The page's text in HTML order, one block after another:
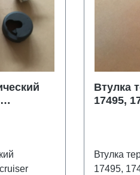
Втулка
17495,
Втулка
17495,